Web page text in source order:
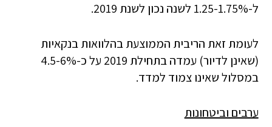
ל-1.25-1.75% לשנה נכון לשנת 2019.
לעומת זאת הריבית הממוצעת בהלוואות בנקאיות
(שאינן לדיור) עמדה בתחילת 2019 על כ-4.5-6%
במסלול שאינו צמוד למדד.
ערבים וביטחונות